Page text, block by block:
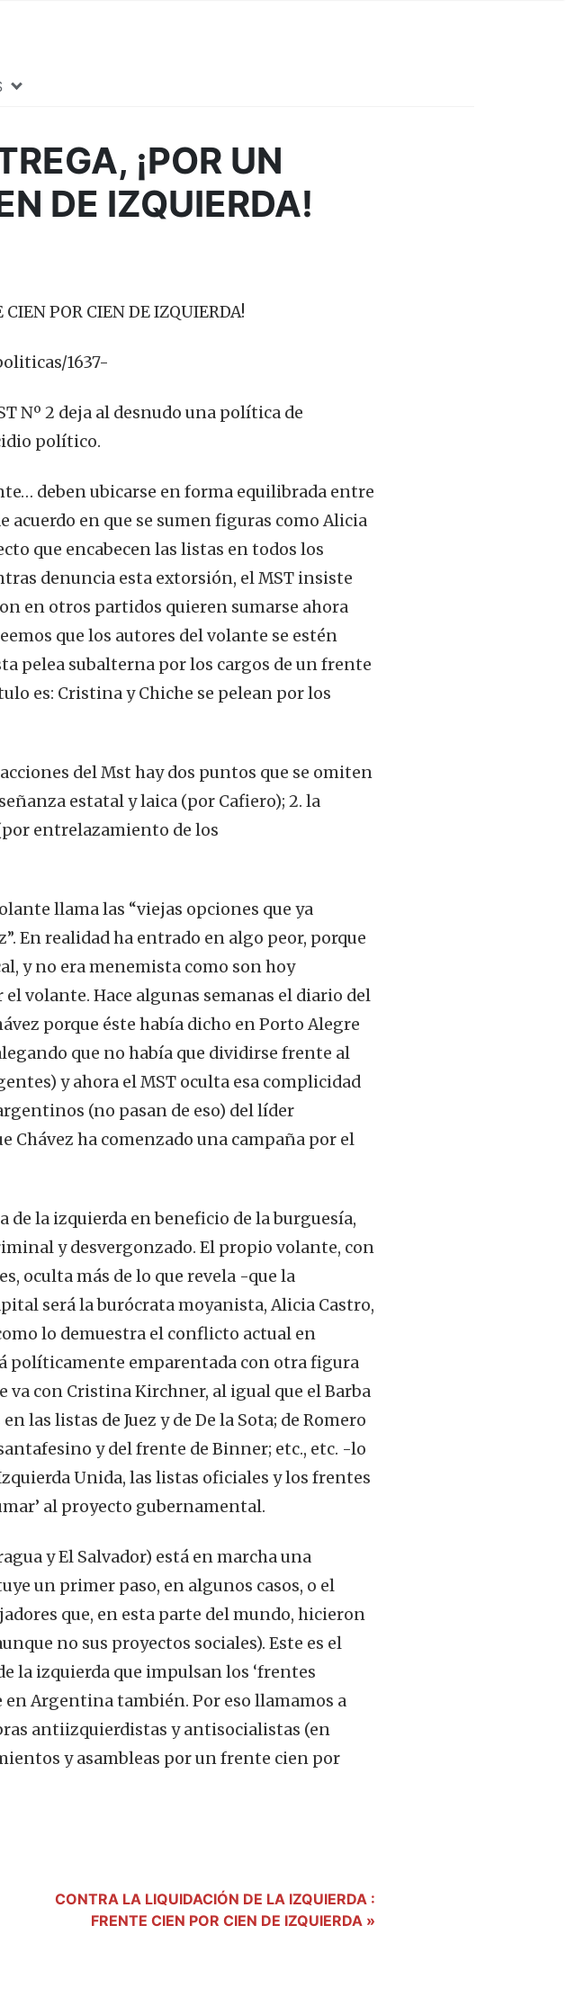
¡POR UN
DE IZQUIERDA!
1637-
Nº 2 deja al desnudo una política de
político.
deben ubicarse en forma equilibrada entre
acuerdo en que se sumen figuras como Alicia
que encabecen las listas en todos los
denuncia esta extorsión, el MST insiste
en otros partidos quieren sumarse ahora
que los autores del volante se estén
pelea subalterna por los cargos de un frente
es: Cristina y Chiche se pelean por los
del Mst hay dos puntos que se omiten
estatal y laica (por Cafiero); 2. la
entrelazamiento de los
llama las “viejas opciones que ya
En realidad ha entrado en algo peor, porque
y no era menemista como son hoy
volante. Hace algunas semanas el diario del
porque éste había dicho en Porto Alegre
que no había que dividirse frente al
y ahora el MST oculta esa complicidad
(no pasan de eso) del líder
Chávez ha comenzado una campaña por el
la izquierda en beneficio de la burguesía,
y desvergonzado. El propio volante, con
oculta más de lo que revela -que la
será la burócrata moyanista, Alicia Castro,
lo demuestra el conflicto actual en
políticamente emparentada con otra figura
va con Cristina Kirchner, al igual que el Barba
las listas de Juez y de De la Sota; de Romero
y del frente de Binner; etc., etc. -lo
Unida, las listas oficiales y los frentes
al proyecto gubernamental.
y El Salvador) está en marcha una
un primer paso, en algunos casos, o el
que, en esta parte del mundo, hicieron
no sus proyectos sociales). Este es el
la izquierda que impulsan los ‘frentes
en Argentina también. Por eso llamamos a
antiizquierdistas y antisocialistas (en
y asambleas por un frente cien por
CONTRA LA LIQUIDACIÓN DE LA IZQUIERDA :
FRENTE CIEN POR CIEN DE IZQUIERDA »